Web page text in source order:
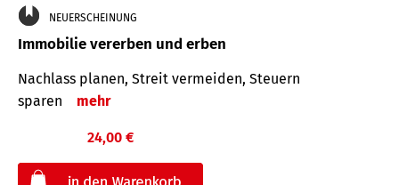
NEUERSCHEINUNG
Immobilie vererben und erben
Nachlass planen, Streit vermeiden, Steuern
sparen
mehr
24,00 €